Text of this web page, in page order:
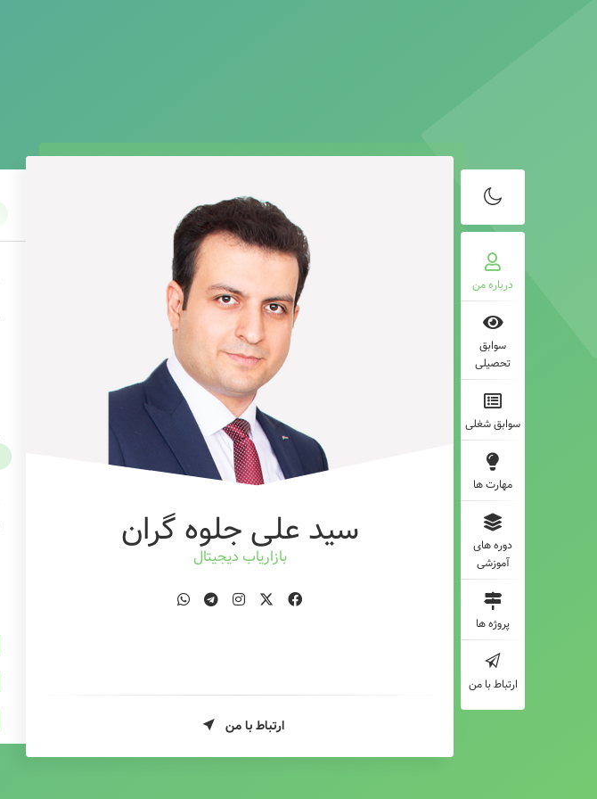
درباره من
سوابق
تحصیلی
سوابق شغلی
مهارت ها
دوره های
آموزشی
پروژه ها
ارتباط با من
سید علی جلوه گران
بازاریاب دیجیتال
ارتباط با من